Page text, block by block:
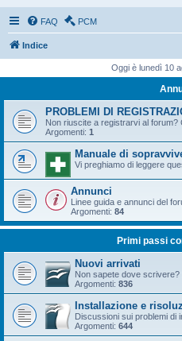
FAQ PCM
Indice
Oggi è lunedì 10
PROBLEMI DI
Non riuscite a registrarvi al forum?
Argomenti: 1
Manuale di
Vi preghiamo di leggere
Annunci
Linee guida e annunci del
Argomenti: 84
Primi passi
Nuovi arrivati
Non sapete dove scrivere?
Argomenti: 836
Installazione e
Discussioni sui problemi di
Argomenti: 644